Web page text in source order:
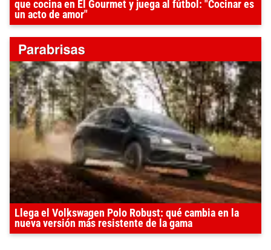
que cocina en El Gourmet y juega al fútbol: "Cocinar es
un acto de amor"
Llega el Volkswagen Polo Robust: qué cambia en la
nueva versión más resistente de la gama